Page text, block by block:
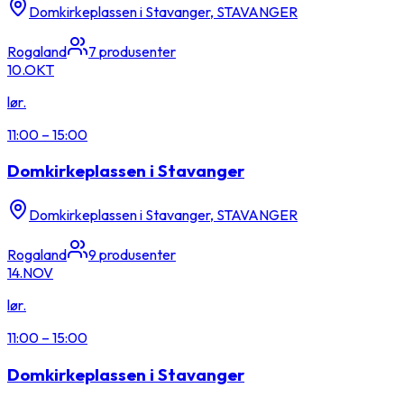
Domkirkeplassen i Stavanger, STAVANGER
Rogaland 7 produsenter
10.OKT
lør.
11:00 – 15:00
Domkirkeplassen i Stavanger
Domkirkeplassen i Stavanger, STAVANGER
Rogaland 9produsenter
14.NOV
lør.
11:00 – 15:00
Domkirkeplassen i Stavanger